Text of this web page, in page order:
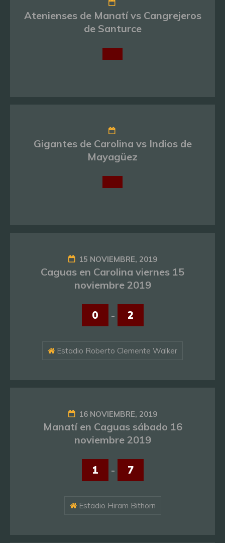
Atenienses de Manatí vs Cangrejeros
de Santurce
Gigantes de Carolina vs Indios de
Mayagüez
15 NOVIEMBRE, 2019
Caguas en Carolina viernes 15
noviembre 2019
0 - 2
Estadio Roberto Clemente Walker
16 NOVIEMBRE, 2019
Manatí en Caguas sábado 16
noviembre 2019
1 - 7
Estadio Hiram Bithorn